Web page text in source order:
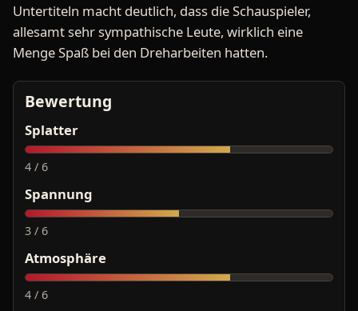
Untertiteln macht deutlich, dass die Schauspieler,
allesamt sehr sympathische Leute, wirklich eine
Menge Spaß bei den Dreharbeiten hatten.
Bewertung
Splatter
4 / 6
Spannung
3 / 6
Atmosphäre
4 / 6